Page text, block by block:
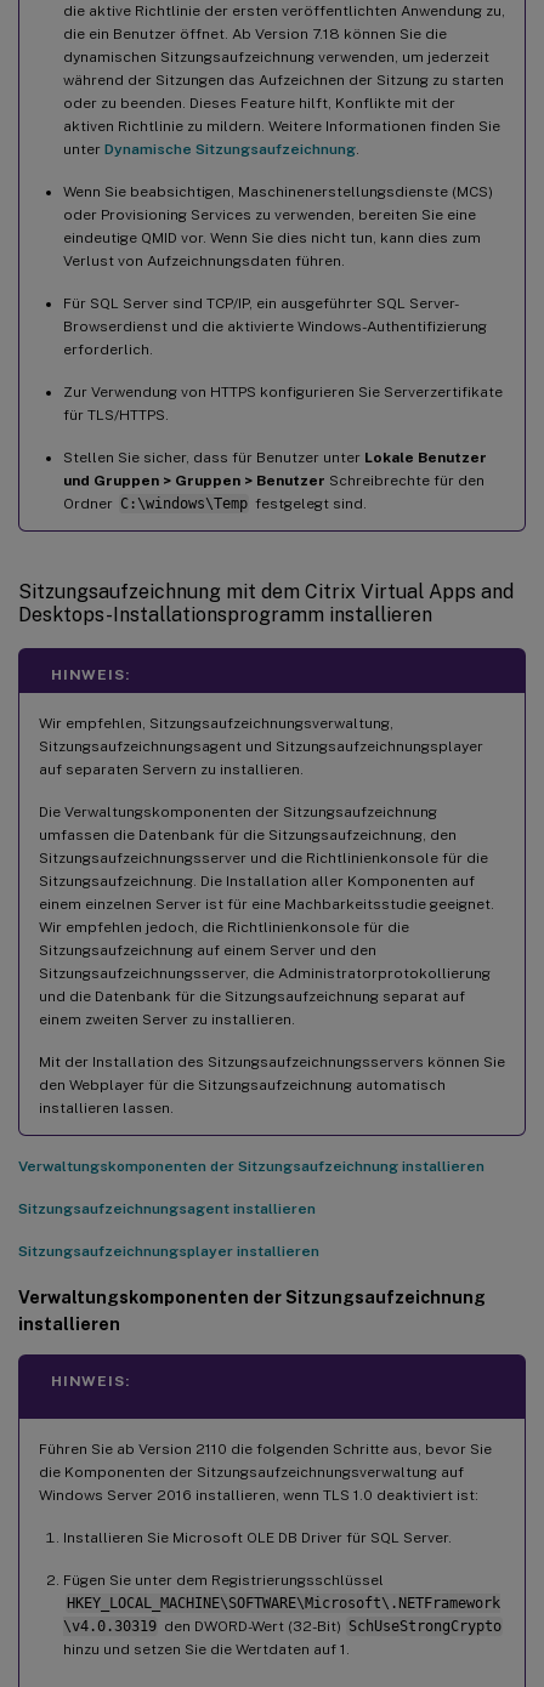
die aktive Richtlinie der ersten veröffentlichten Anwendung zu,
die ein Benutzer öffnet. Ab Version 7.18 können Sie die
dynamischen Sitzungsaufzeichnung verwenden, um jederzeit
während der Sitzungen das Aufzeichnen der Sitzung zu starten
oder zu beenden. Dieses Feature hilft, Konflikte mit der
aktiven Richtlinie zu mildern. Weitere Informationen finden Sie
unter Dynamische Sitzungsaufzeichnung
Wenn Sie beabsichtigen, Maschinenerstellungsdienste (MCS)
oder Provisioning Services zu verwenden, bereiten Sie eine
eindeutige QMID vor. Wenn Sie dies nicht tun, kann dies zum
Verlust von Aufzeichnungsdaten führen.
Für SQL Server sind TCP/IP, ein ausgeführter SQL Server-
Browserdienst und die aktivierte Windows-Authentifizierung
erforderlich.
Zur Verwendung von HTTPS konfigurieren Sie Serverzertifikate
für TLS/HTTPS.
Stellen Sie sicher, dass für Benutzer unter Lokale Benutzer
und Gruppen > Gruppen > Benutzer Schreibrechte für den
Ordner C:\windows\Temp festgelegt sind.
Sitzungsaufzeichnung mit dem Citrix Virtual Apps and
Desktops-Installationsprogramm installieren
HINWEIS:
Wir empfehlen, Sitzungsaufzeichnungsverwaltung,
Sitzungsaufzeichnungsagent und Sitzungsaufzeichnungsplayer
auf separaten Servern zu installieren.
Die Verwaltungskomponenten der Sitzungsaufzeichnung
umfassen die Datenbank für die Sitzungsaufzeichnung, den
Sitzungsaufzeichnungsserver und die Richtlinienkonsole für die
Sitzungsaufzeichnung. Die Installation aller Komponenten auf
einem einzelnen Server ist für eine Machbarkeitsstudie geeignet.
Wir empfehlen jedoch, die Richtlinienkonsole für die
Sitzungsaufzeichnung auf einem Server und den
Sitzungsaufzeichnungsserver, die Administratorprotokollierung
und die Datenbank für die Sitzungsaufzeichnung separat auf
einem zweiten Server zu installieren.
Mit der Installation des Sitzungsaufzeichnungsservers können Sie
den Webplayer für die Sitzungsaufzeichnung automatisch
installieren lassen.
Verwaltungskomponenten der Sitzungsaufzeichnung installieren
Sitzungsaufzeichnungsagent installieren
Sitzungsaufzeichnungsplayer installieren
Verwaltungskomponenten der Sitzungsaufzeichnung
installieren
HINWEIS:
Führen Sie ab Version 2110 die folgenden Schritte aus, bevor Sie
die Komponenten der Sitzungsaufzeichnungsverwaltung auf
Windows Server 2016 installieren, wenn TLS 1.0 deaktiviert ist:
Installieren Sie Microsoft OLE DB Driver für SQL Server.
Fügen Sie unter dem Registrierungsschlüssel
HKEY_LOCAL_MACHINE\SOFTWARE\Microsoft\.NETFramework
\v4.0.30319 den DWORD-Wert (32-Bit) SchUseStrongCrypto
hinzu und setzen Sie die Wertdaten auf 1.